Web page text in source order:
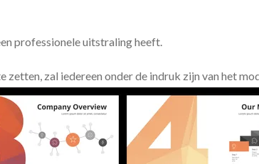
professionele uitstraling heeft.
zetten, zal iedereen onder de indruk zijn van het